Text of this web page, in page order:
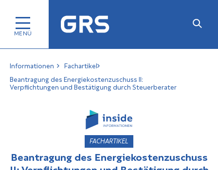
Informationen
Fachartikel
Beantragung des Energiekostenzuschuss II:
Verpflichtungen und Bestätigung durch Steuerberater
FACHARTIKEL
Beantragung des Energiekostenzuschuss